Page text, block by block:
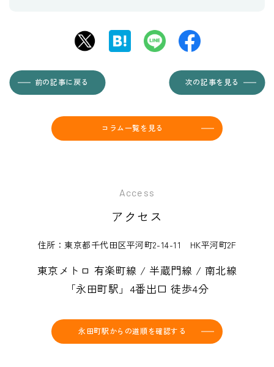
前の記事に戻る 次の記事を見る
コラム一覧を見る
Access
アクセス
住所：東京都千代田区平河町2-14-11 HK平河町2F
東京メトロ 有楽町線 / 半蔵門線 / 南北線
「永田町駅」4番出口 徒歩4分
永田町駅からの道順を確認する